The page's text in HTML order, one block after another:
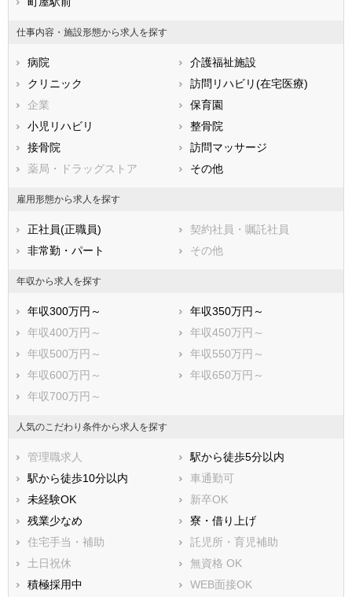
香川県
高知県
福岡県
長崎県
熊本県
鹿児島県
仕事内容・施設形態から求人を探す
病院
介護福祉施設
クリニック
訪問リハビリ(在宅医療)
企業
保育園
小児リハビリ
整骨院
接骨院
訪問マッサージ
薬局・ドラッグストア
その他
雇用形態から求人を探す
正社員(正職員)
契約社員・嘱託社員
非常勤・パート
その他
年収から求人を探す
年収300万円～
年収350万円～
年収400万円～
年収450万円～
年収500万円～
年収550万円～
年収600万円～
年収650万円～
年収700万円～
人気のこだわり条件から求人を探す
管理職求人
駅から徒歩5分以内
駅から徒歩10分以内
車通勤可
未経験OK
新卒OK
残業少なめ
寮・借り上げ
住宅手当・補助
託児所・育児補助
土日祝休
無資格 OK
積極採用中
WEB面接OK